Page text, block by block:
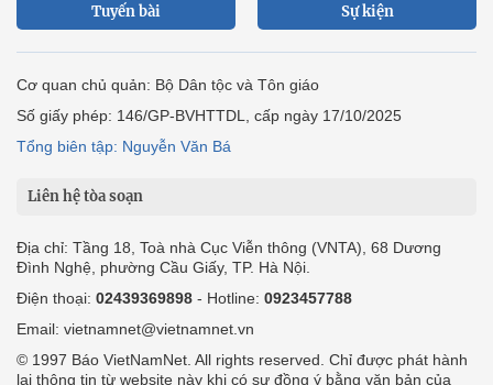
Tuyến bài Sự kiện
Cơ quan chủ quản: Bộ Dân tộc và Tôn giáo
Số giấy phép: 146/GP-BVHTTDL, cấp ngày 17/10/2025
Tổng biên tập: Nguyễn Văn Bá
Liên hệ tòa soạn
Địa chỉ: Tầng 18, Toà nhà Cục Viễn thông (VNTA), 68 Dương
Đình Nghệ, phường Cầu Giấy, TP. Hà Nội.
Điện thoại: 02439369898 - Hotline: 0923457788
Email: vietnamnet@vietnamnet.vn
© 1997 Báo VietNamNet. All rights reserved. Chỉ được phát hành
lại thông tin từ website này khi có sự đồng ý bằng văn bản của